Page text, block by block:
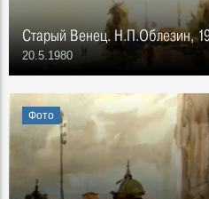
Старый Венец. Н.П.Облезин,
20.5.1980
Фото